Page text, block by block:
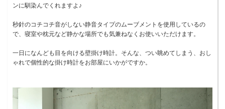
ンに馴染んでくれますよ♪
秒針のコチコチ音がしない静音タイプのムーブメントを使用しているの
で、寝室や枕元など静かな場所でも気兼ねなくお使いいただけます。
一日になんども目を向ける壁掛け時計。そんな、つい眺めてしまう、おし
ゃれで個性的な掛け時計をお部屋にいかがですか。